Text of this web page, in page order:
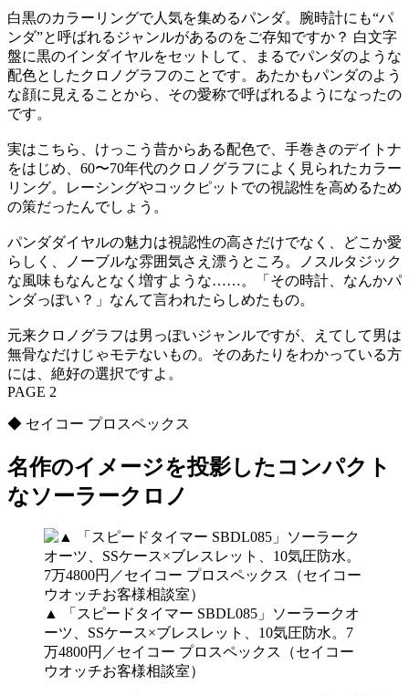
白黒のカラーリングで人気を集めるパンダ。腕時計にも“パ
ンダ”と呼ばれるジャンルがあるのをご存知ですか？ 白文字
盤に黒のインダイヤルをセットして、まるでパンダのような
配色としたクロノグラフのことです。あたかもパンダのよう
な顔に見えることから、その愛称で呼ばれるようになったの
です。
実はこちら、けっこう昔からある配色で、手巻きのデイトナ
をはじめ、60〜70年代のクロノグラフによく見られたカラー
リング。レーシングやコックピットでの視認性を高めるため
の策だったんでしょう。
パンダダイヤルの魅力は視認性の高さだけでなく、どこか愛
らしく、ノーブルな雰囲気さえ漂うところ。ノスルタジック
な風味もなんとなく増すような……。「その時計、なんかパ
ンダっぽい？」なんて言われたらしめたもの。
元来クロノグラフは男っぽいジャンルですが、えてして男は
無骨なだけじゃモテないもの。そのあたりをわかっている方
には、絶好の選択ですよ。
PAGE 2
◆ セイコー プロスペックス
名作のイメージを投影したコンパクト
なソーラークロノ
▲ 「スピードタイマー SBDL085」ソーラークオ
ーツ、SSケース×ブレスレット、10気圧防水。7
万4800円／セイコー プロスペックス（セイコー
ウオッチお客様相談室）